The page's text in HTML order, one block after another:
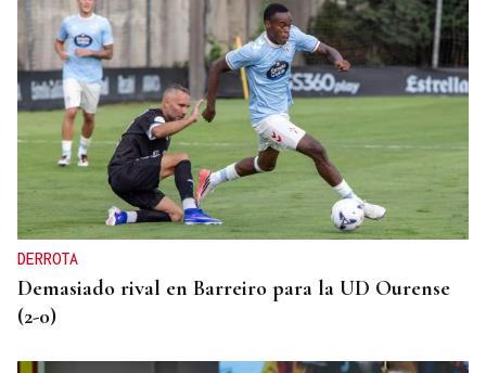
INDEMNIZACIÓN
La UEFA admite el pago a la supuesta amante de
Infantino
DERROTA
Demasiado rival en Barreiro para la UD Ourense
(2-0)